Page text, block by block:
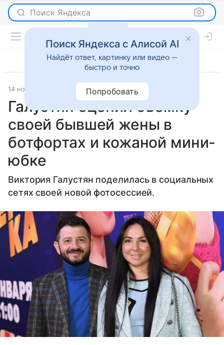
Поиск Яндекса
14 ноября 2025 Газета.Ру Светская жизнь
Галустян оценил съемку
своей бывшей жены в
ботфортах и кожаной мини-
юбке
Виктория Галустян поделилась в социальных
сетях своей новой фотосессией.
Поиск Яндекса с Алисой AI
Найдёт ответ, картинку или видео —
быстро и точно
Попробовать